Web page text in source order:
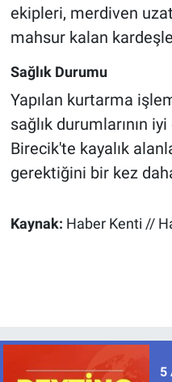
ekipleri, merdiven
mahsur kalan
Sağlık Durumu
Yapılan kurtarma
sağlık durumlarının
Birecik'te kayalık
gerektiğini bir kez
Kaynak: Haber Kenti //
5